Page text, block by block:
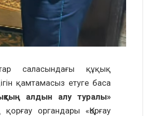
саласындағы құқық
қамтамасыз етуге баса
алдын алу туралы»
органдары «Қорғау